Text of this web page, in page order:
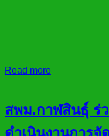
Read more
สพม.กาฬสินธุ์ ร่
ดำเนินงานการจั